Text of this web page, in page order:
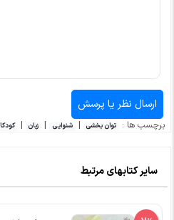
برچسب ها : توان بخشی | شنوایی | زبان |
سایر کتابهای مرتبط